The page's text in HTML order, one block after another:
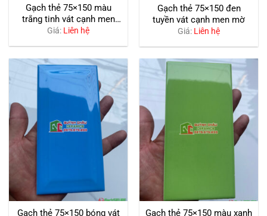
Gạch thẻ 75×150 màu
trắng tinh vát cạnh men
bóng
Giá: Liên hệ
Gạch thẻ 75×150 đen
tuyền vát cạnh men mờ
Giá: Liên hệ
Gạch thẻ 75×150 bóng vát
Gạch thẻ 75×150 màu xanh